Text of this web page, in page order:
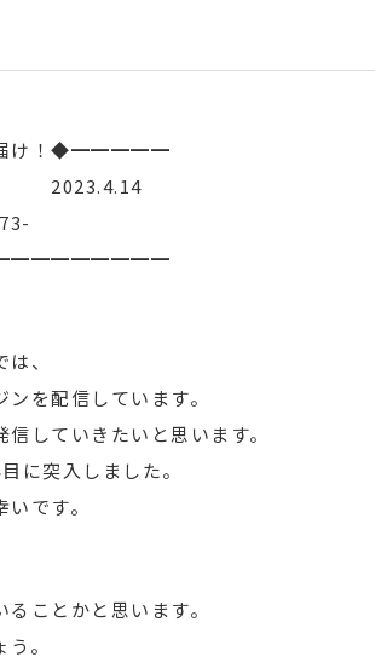
届け！◆━━━━━
社 2023.4.14
、
を配信しています。
していきたいと思います。
に突入しました。
です。
ことかと思います。
。